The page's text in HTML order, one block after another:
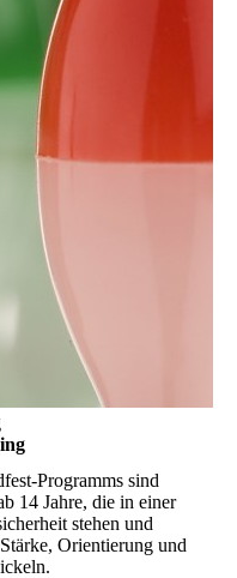
Programms sind
14 Jahre, die in einer
stehen und
Orientierung und